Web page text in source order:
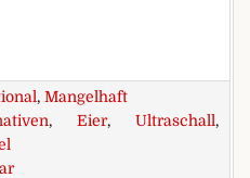
, Mangelhaft
, Eier, Ultraschall,
zu Verhütung per Eierkocher